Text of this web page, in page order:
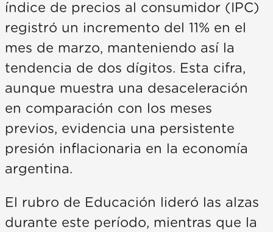
índice de precios al consumidor (IPC)
registró un incremento del 11% en el
mes de marzo, manteniendo así la
tendencia de dos dígitos. Esta cifra,
aunque muestra una desaceleración
en comparación con los meses
previos, evidencia una persistente
presión inflacionaria en la economía
argentina.
El rubro de Educación lideró las alzas
durante este período, mientras que la